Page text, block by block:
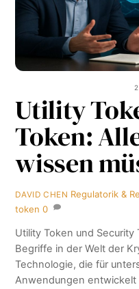
Utility
Token:
wissen
DAVID CHEN Regulatorik &
token 0
Utility Token und
Begriffe in der Welt der
Technologie, die für
Anwendungen entwickelt